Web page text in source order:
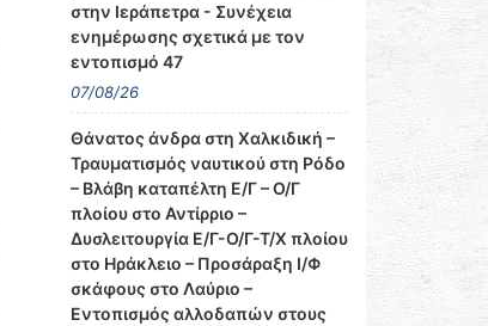
στην Ιεράπετρα - Συνέχεια
ενημέρωσης σχετικά με τον
εντοπισμό 47
07/08/26
Θάνατος άνδρα στη Χαλκιδική –
Τραυματισμός ναυτικού στη Ρόδο
– Βλάβη καταπέλτη Ε/Γ – Ο/Γ
πλοίου στο Αντίρριο –
Δυσλειτουργία Ε/Γ-Ο/Γ-Τ/Χ πλοίου
στο Ηράκλειο – Προσάραξη Ι/Φ
σκάφους στο Λαύριο –
Εντοπισμός αλλοδαπών στους